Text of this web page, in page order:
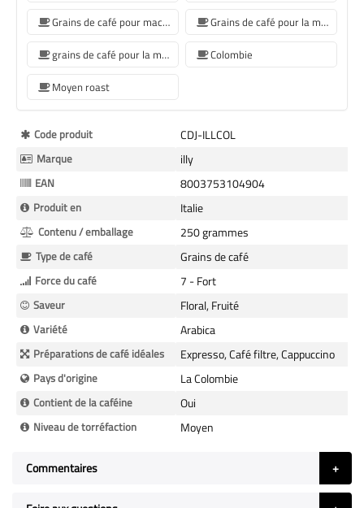
Grains de café pour machine à café Philips
Grains de café pour la machine à café Krups
grains de café pour la machine à café Siemens
Colombie
Moyen roast
Plus
d’information
Code produit CDJ-ILLCOL
Marque illy
EAN 8003753104904
Produit en Italie
Contenu / emballage 250 grammes
Type de café Grains de café
Force du café 7 - Fort
Saveur Floral, Fruité
Variété Arabica
Préparations de café idéales Expresso, Café filtre, Cappuccino
Pays d'origine La Colombie
Contient de la caféine Oui
Niveau de torréfaction Moyen
Commentaires